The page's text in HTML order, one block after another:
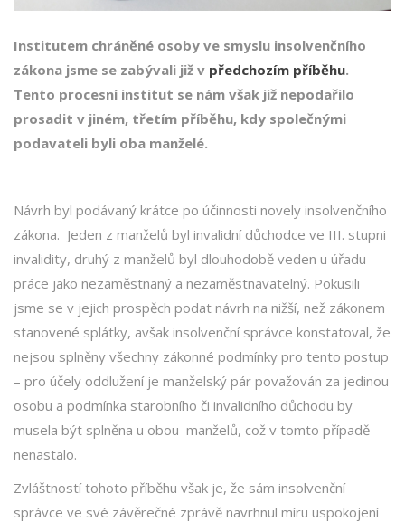
Institutem chráněné osoby ve smyslu insolvenčního
zákona jsme se zabývali již v předchozím příběhu.
Tento procesní institut se nám však již nepodařilo
prosadit v jiném, třetím příběhu, kdy společnými
podavateli byli oba manželé.
Návrh byl podávaný krátce po účinnosti novely insolvenčního
zákona. Jeden z manželů byl invalidní důchodce ve III. stupni
invalidity, druhý z manželů byl dlouhodobě veden u úřadu
práce jako nezaměstnaný a nezaměstnavatelný. Pokusili
jsme se v jejich prospěch podat návrh na nižší, než zákonem
stanovené splátky, avšak insolvenční správce konstatoval, že
nejsou splněny všechny zákonné podmínky pro tento postup
– pro účely oddlužení je manželský pár považován za jedinou
osobu a podmínka starobního či invalidního důchodu by
musela být splněna u obou manželů, což v tomto případě
nenastalo.
Zvláštností tohoto příběhu však je, že sám insolvenční
správce ve své závěrečné zprávě navrhnul míru uspokojení